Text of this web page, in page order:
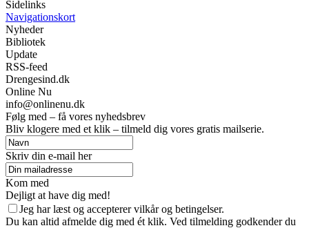
Sidelinks
Navigationskort
Nyheder
Bibliotek
Update
RSS-feed
Drengesind.dk
Online Nu
info@onlinenu.dk
Følg med – få vores nyhedsbrev
Bliv klogere med et klik – tilmeld dig vores gratis mailserie.
Skriv din e-mail her
Kom med
Dejligt at have dig med!
Jeg har læst og accepterer vilkår og betingelser.
Du kan altid afmelde dig med ét klik. Ved tilmelding godkender du